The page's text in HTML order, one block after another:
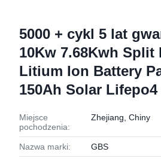
5000 + cykl 5 lat
10Kw 7.68Kwh Split
Litium Ion Battery
150Ah Solar Lifepo4
Miejsce
pochodzenia:
Zhejiang, Chiny
Nazwa marki: GBS